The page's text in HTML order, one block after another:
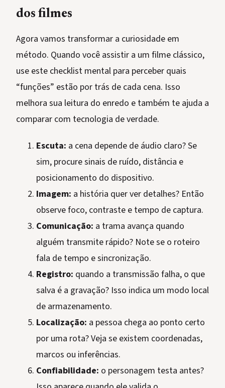
dos filmes
Agora vamos transformar a curiosidade em
método. Quando você assistir a um filme clássico,
use este checklist mental para perceber quais
“funções” estão por trás de cada cena. Isso
melhora sua leitura do enredo e também te ajuda a
comparar com tecnologia de verdade.
Escuta: a cena depende de áudio claro? Se
sim, procure sinais de ruído, distância e
posicionamento do dispositivo.
Imagem: a história quer ver detalhes? Então
observe foco, contraste e tempo de captura.
Comunicação: a trama avança quando
alguém transmite rápido? Note se o roteiro
fala de tempo e sincronização.
Registro: quando a transmissão falha, o que
salva é a gravação? Isso indica um modo local
de armazenamento.
Localização: a pessoa chega ao ponto certo
por uma rota? Veja se existem coordenadas,
marcos ou inferências.
Confiabilidade: o personagem testa antes?